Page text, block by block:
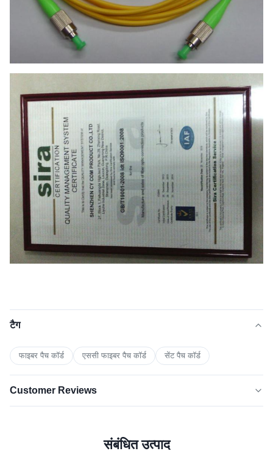
टैग
फाइबर पैच कॉर्ड एससी फाइबर पैच कॉर्ड सेंट पैच कॉर्ड
Customer Reviews
संबंधित उत्पाद